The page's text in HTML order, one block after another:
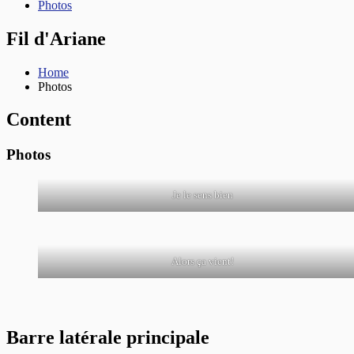
Photos
Fil d'Ariane
Home
Photos
Content
Photos
Je le sens bien
Alors ça vient!
Barre latérale principale